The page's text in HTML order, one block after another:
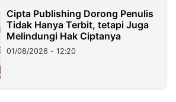
Cipta Publishing Dorong Penulis
Tidak Hanya Terbit, tetapi Juga
Melindungi Hak Ciptanya
01/08/2026 - 12:20